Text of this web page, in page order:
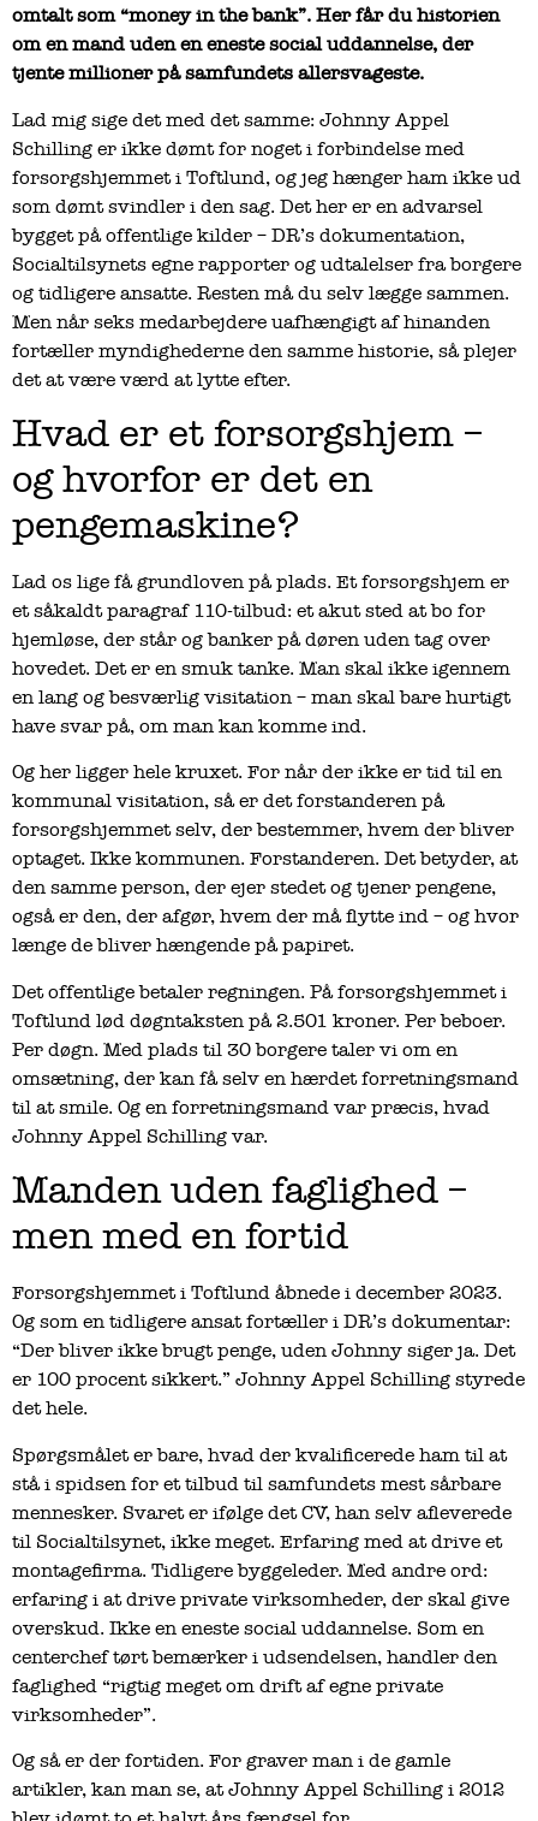
omtalt som “money in the bank”. Her får du historien
om en mand uden en eneste social uddannelse, der
tjente millioner på samfundets allersvageste.
Lad mig sige det med det samme: Johnny Appel
Schilling er ikke dømt for noget i forbindelse med
forsorgshjemmet i Toftlund, og jeg hænger ham ikke ud
som dømt svindler i den sag. Det her er en advarsel
bygget på offentlige kilder – DR’s dokumentation,
Socialtilsynets egne rapporter og udtalelser fra borgere
og tidligere ansatte. Resten må du selv lægge sammen.
Men når seks medarbejdere uafhængigt af hinanden
fortæller myndighederne den samme historie, så plejer
det at være værd at lytte efter.
Hvad er et forsorgshjem –
og hvorfor er det en
pengemaskine?
Lad os lige få grundloven på plads. Et forsorgshjem er
et såkaldt paragraf 110-tilbud: et akut sted at bo for
hjemløse, der står og banker på døren uden tag over
hovedet. Det er en smuk tanke. Man skal ikke igennem
en lang og besværlig visitation – man skal bare hurtigt
have svar på, om man kan komme ind.
Og her ligger hele kruxet. For når der ikke er tid til en
kommunal visitation, så er det forstanderen på
forsorgshjemmet selv, der bestemmer, hvem der bliver
optaget. Ikke kommunen. Forstanderen. Det betyder, at
den samme person, der ejer stedet og tjener pengene,
også er den, der afgør, hvem der må flytte ind – og hvor
længe de bliver hængende på papiret.
Det offentlige betaler regningen. På forsorgshjemmet i
Toftlund lød døgntaksten på 2.501 kroner. Per beboer.
Per døgn. Med plads til 30 borgere taler vi om en
omsætning, der kan få selv en hærdet forretningsmand
til at smile. Og en forretningsmand var præcis, hvad
Johnny Appel Schilling var.
Manden uden faglighed –
men med en fortid
Forsorgshjemmet i Toftlund åbnede i december 2023.
Og som en tidligere ansat fortæller i DR’s dokumentar:
“Der bliver ikke brugt penge, uden Johnny siger ja. Det
er 100 procent sikkert.” Johnny Appel Schilling styrede
det hele.
Spørgsmålet er bare, hvad der kvalificerede ham til at
stå i spidsen for et tilbud til samfundets mest sårbare
mennesker. Svaret er ifølge det CV, han selv afleverede
til Socialtilsynet, ikke meget. Erfaring med at drive et
montagefirma. Tidligere byggeleder. Med andre ord:
erfaring i at drive private virksomheder, der skal give
overskud. Ikke en eneste social uddannelse. Som en
centerchef tørt bemærker i udsendelsen, handler den
faglighed “rigtig meget om drift af egne private
virksomheder”.
Og så er der fortiden. For graver man i de gamle
artikler, kan man se, at Johnny Appel Schilling i 2012